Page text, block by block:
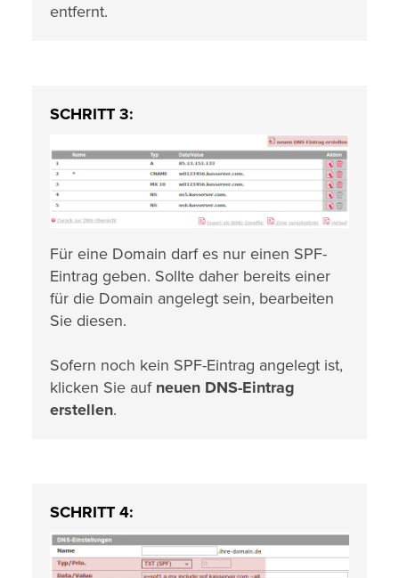
entfernt.
SCHRITT 3:
Für eine Domain darf es nur einen SPF-
Eintrag geben. Sollte daher bereits einer
für die Domain angelegt sein, bearbeiten
Sie diesen.
Sofern noch kein SPF-Eintrag angelegt ist,
klicken Sie auf neuen DNS-Eintrag
erstellen.
SCHRITT 4: